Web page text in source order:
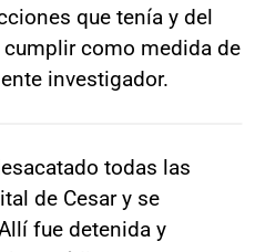
que tenía y del
como medida de
investigador.
todas las
de Cesar y se
fue detenida y